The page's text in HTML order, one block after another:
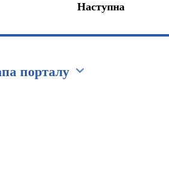
Наступна
порталу